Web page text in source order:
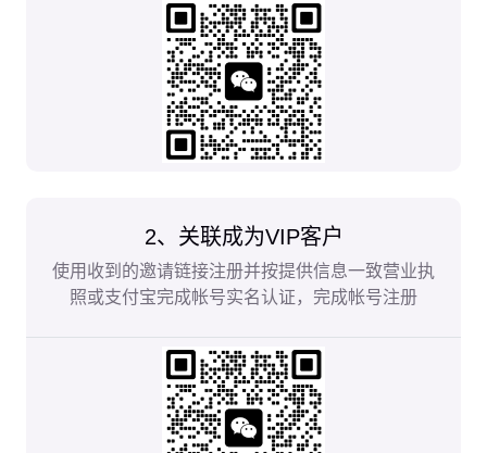
2、关联成为VIP客户
使用收到的邀请链接注册并按提供信息一致营业执
照或支付宝完成帐号实名认证，完成帐号注册